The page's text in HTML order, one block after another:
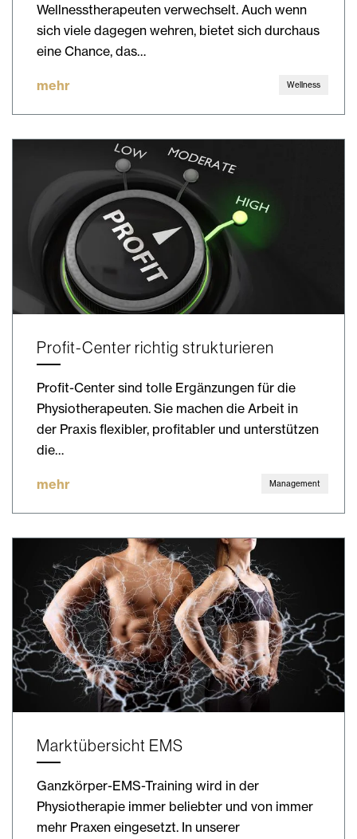
Wellnesstherapeuten verwechselt. Auch wenn
sich viele dagegen wehren, bietet sich durchaus
eine Chance, das…
mehr Wellness
Profit-Center richtig strukturieren
Profit-Center sind tolle Ergänzungen für die
Physiotherapeuten. Sie machen die Arbeit in
der Praxis flexibler, profitabler und unterstützen
die…
mehr Management
Marktübersicht EMS
Ganzkörper-EMS-Training wird in der
Physiotherapie immer beliebter und von immer
mehr Praxen eingesetzt. In unserer